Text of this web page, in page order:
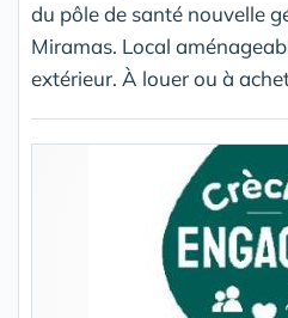
du pôle de santé nouvelle
Miramas. Local
extérieur. À louer ou à